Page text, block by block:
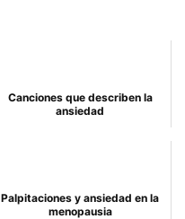
Canciones que describen la
ansiedad
Palpitaciones y ansiedad en la
menopausia